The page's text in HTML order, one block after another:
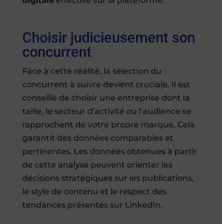
Choisir judicieusement son
concurrent
Face à cette réalité, la sélection du
concurrent à suivre devient cruciale. Il est
conseillé de choisir une entreprise dont la
taille, le secteur d’activité ou l’audience se
rapprochent de votre propre marque. Cela
garantit des données comparables et
pertinentes. Les données obtenues à partir
de cette analyse peuvent orienter les
décisions stratégiques sur les publications,
le style de contenu et le respect des
tendances présentes sur LinkedIn.